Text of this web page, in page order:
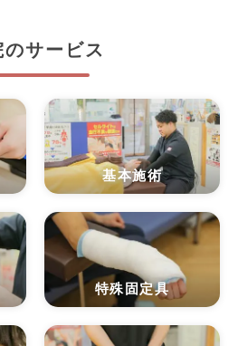
のサービス
基本施術
特殊固定具